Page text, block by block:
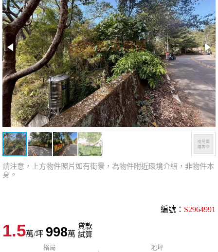
請注意，上方物件照片如有街景，為物件附近環境介紹，非物件本
身。
編號： S2964991
1.5萬/坪 998萬
貸款
試算
格局 地坪